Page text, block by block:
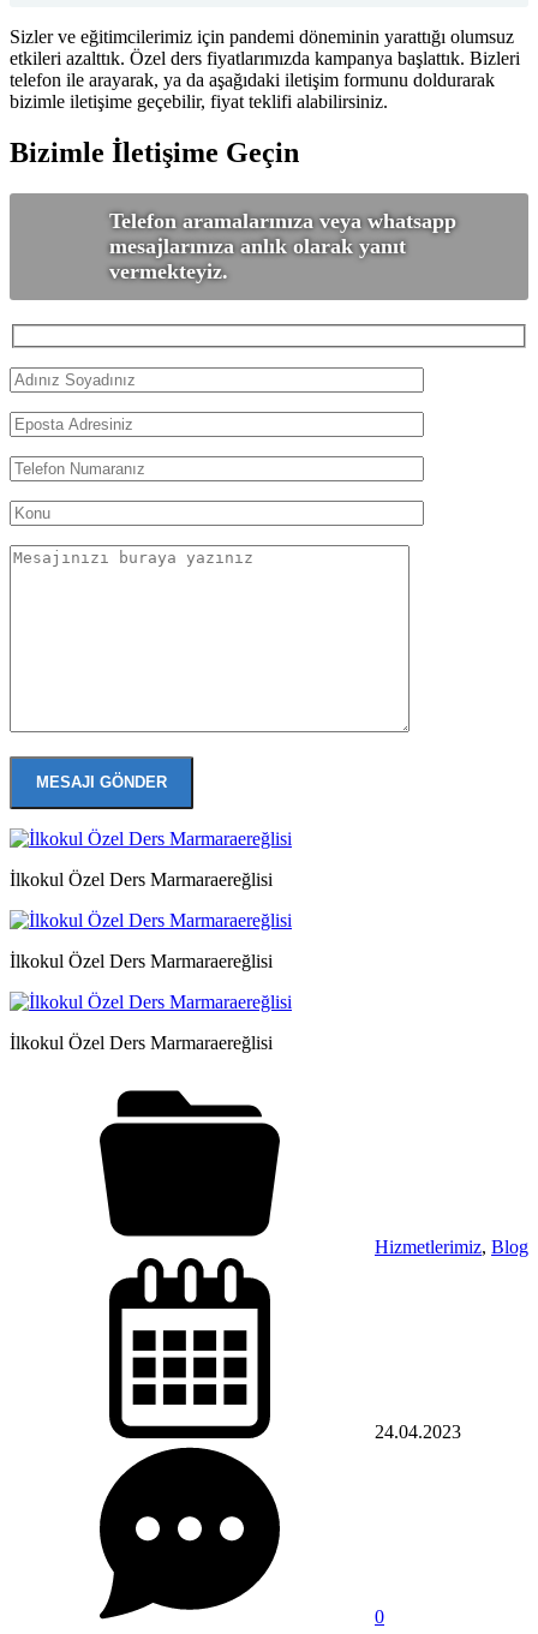
Sizler ve eğitimcilerimiz için pandemi döneminin yarattığı olumsuz
etkileri azalttık. Özel ders fiyatlarımızda kampanya başlattık. Bizleri
telefon ile arayarak, ya da aşağıdaki iletişim formunu doldurarak
bizimle iletişime geçebilir, fiyat teklifi alabilirsiniz.
Bizimle İletişime Geçin
Telefon aramalarınıza veya whatsapp
mesajlarınıza anlık olarak yanıt
vermekteyiz.
İlkokul Özel Ders Marmaraereğlisi
İlkokul Özel Ders Marmaraereğlisi
İlkokul Özel Ders Marmaraereğlisi
Hizmetlerimiz, Blog
24.04.2023
0